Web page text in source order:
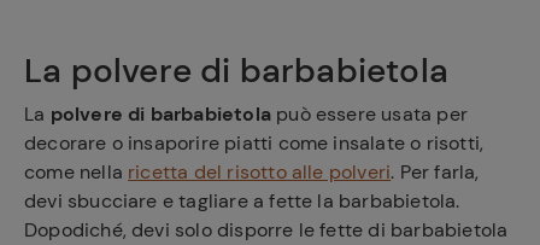
La polvere di barbabietola
La polvere di barbabietolapuò essere usata per
decorare o insaporire piatti come insalate o risotti,
come nella ricetta del risotto alle polveri. Per farla,
devi sbucciare e tagliare a fette la barbabietola.
Dopodiché, devi solo disporre le fette di barbabietola